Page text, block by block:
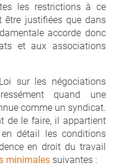
les restrictions à ce
justifiées que dans
accorde donc
et aux associations
sur les négociations
quand une
comme un syndicat.
de le faire, il appartient
détail les conditions
en droit du travail
minimales suivantes :